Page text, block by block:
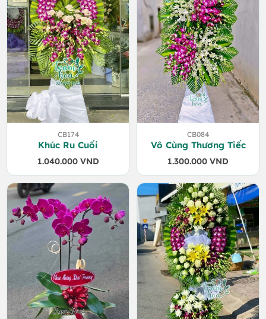
CB174
Khúc Ru Cuối
1.040.000 VND
CB084
Vô Cùng Thương Tiếc
1.300.000 VND